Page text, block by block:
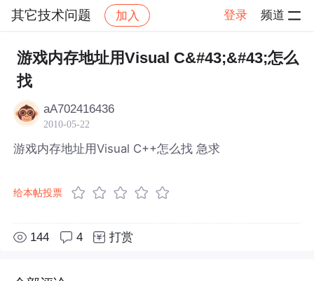
其它技术问题 加入 登录 频道
社区 其它技术问题 帖子详情
游戏内存地址用Visual C&#43;&#43;怎么
找
aA702416436
2010-05-22
游戏内存地址用Visual C++怎么找 急求
给本帖投票
144 4 打赏